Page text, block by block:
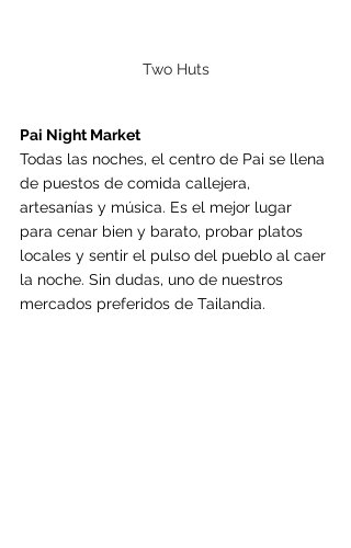
Two Huts
Pai Night Market
Todas las noches, el centro de Pai se llena
de puestos de comida callejera,
artesanías y música. Es el mejor lugar
para cenar bien y barato, probar platos
locales y sentir el pulso del pueblo al caer
la noche. Sin dudas, uno de nuestros
mercados preferidos de Tailandia.